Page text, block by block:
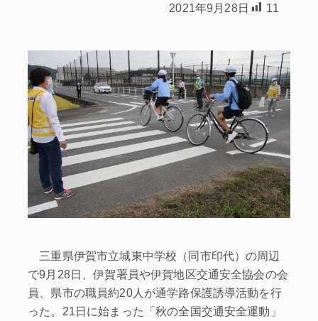
2021年9月28日 11
三重県伊賀市立城東中学校（同市印代）の周辺
で9月28日、伊賀署員や伊賀地区交通安全協会の会
員、県市の職員約20人が通学路保護誘導活動を行
った。21日に始まった「秋の全国交通安全運動」